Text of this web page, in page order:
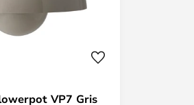
VP7 Gris